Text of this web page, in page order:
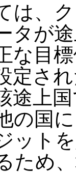
は、
タが
な目
定さ
途上
の国
ット
ため